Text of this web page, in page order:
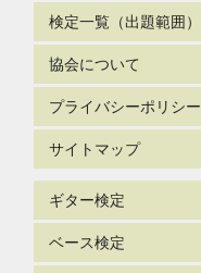
検定一覧（出題範囲）
協会について
プライバシーポリシー
サイトマップ
ギター検定
ベース検定